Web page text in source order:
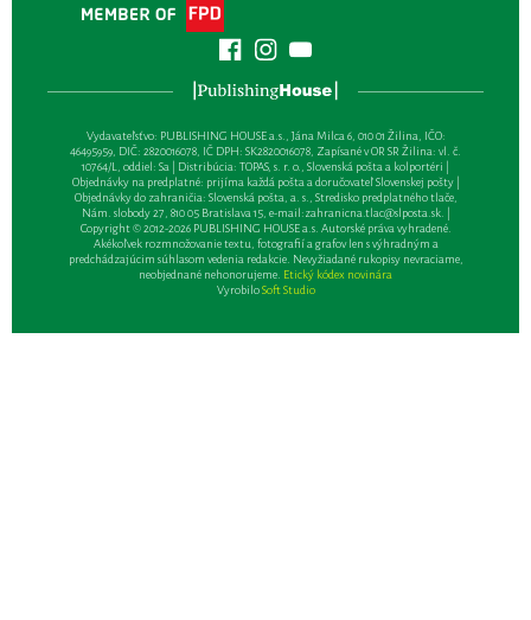
Vydavateľsťvo: PUBLISHING HOUSE a.s., Jána Milca 6, 010 01 Žilina, IČO:
46495959, DIČ: 2820016078, IČ DPH: SK2820016078, Zapísané v OR SR Žilina: vl. č.
10764/L, oddiel: Sa | Distribúcia: TOPAS, s. r. o., Slovenská pošta a kolportéri |
Objednávky na predplatné: prijíma každá pošta a doručovateľ Slovenskej pošty |
Objednávky do zahraničia: Slovenská pošta, a. s., Stredisko predplatného tlače,
Nám. slobody 27, 810 05 Bratislava 15, e-mail:zahranicna.tlac@slposta.sk. |
Copyright © 2012-2026 PUBLISHING HOUSE a.s. Autorské práva vyhradené.
Akékoľvek rozmnožovanie textu, fotografií a grafov len s výhradným a
predchádzajúcim súhlasom vedenia redakcie. Nevyžiadané rukopisy nevraciame,
neobjednané nehonorujeme. Etický kódex novinára
VyrobiloSoft Studio